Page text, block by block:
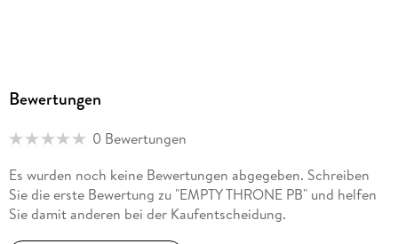
Bewertungen
0 Bewertungen
Es wurden noch keine Bewertungen abgegeben. Schreiben
Sie die erste Bewertung zu "EMPTY THRONE PB" und helfen
Sie damit anderen bei der Kaufentscheidung.